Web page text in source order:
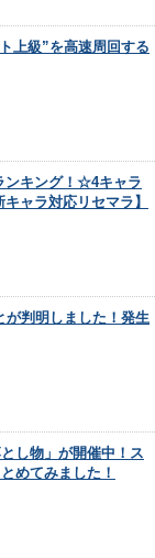
上級”を高速周回する
ンキング！☆4キャラ
ャラ対応リセマラ】
判明しました！発生
し物」が開催中！ス
めてみました！